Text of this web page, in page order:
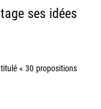
ses idées
« 30 propositions